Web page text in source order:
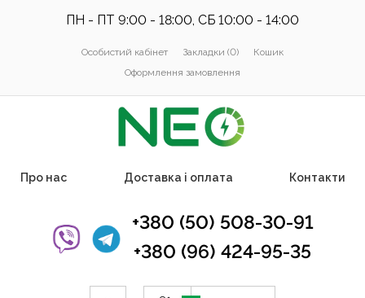
ПН - ПТ 9:00 - 18:00, СБ 10:00 - 14:00
Особистий кабінет Закладки (0)
Кошик
Оформлення замовлення
Про нас Доставка і оплата Контакти
+380 (50) 508-30-91
+380 (96) 424-95-35